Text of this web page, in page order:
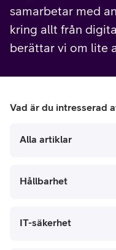
samarbetar med
kring allt från
berättar vi om lite
Vad är du intresserad
Alla artiklar
Hållbarhet
IT-säkerhet